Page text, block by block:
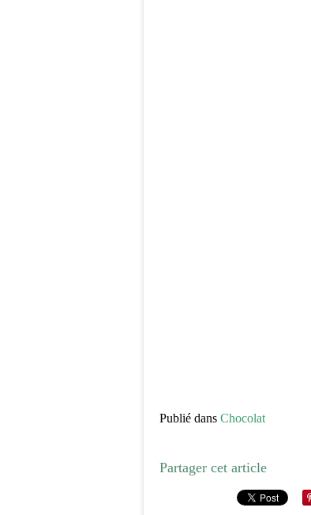
Publié dans Chocolat
Partager cet article